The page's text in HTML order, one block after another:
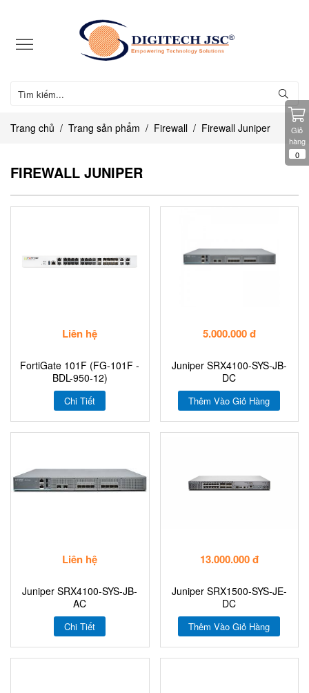
Giỏ
hàng
0
Trang chủ Trang sản phẩm Firewall Firewall Juniper
FIREWALL JUNIPER
Liên hệ
FortiGate 101F (FG-101F -
BDL-950-12)
Chi Tiết
5.000.000 đ
Juniper SRX4100-SYS-JB-
DC
Thêm Vào Giỏ Hàng
Liên hệ
Juniper SRX4100-SYS-JB-
AC
Chi Tiết
13.000.000 đ
Juniper SRX1500-SYS-JE-
DC
Thêm Vào Giỏ Hàng